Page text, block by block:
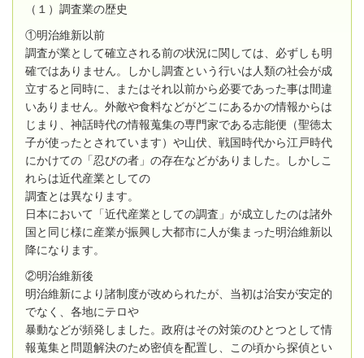
（１）調査業の歴史
①明治維新以前
調査が業として確立される前の状況に関しては、必ずしも明
確ではありません。しかし調査という行いは人類の社会が成
立すると同時に、またはそれ以前から必要であった事は間違
いありません。外敵や食料などがどこにあるかの情報からは
じまり、神話時代の情報蒐集の専門家である志能便（聖徳太
子が使ったとされています）や山伏、戦国時代から江戸時代
にかけての「忍びの者」の存在などがありました。しかしこ
れらは近代産業としての
調査とは異なります。
日本において「近代産業としての調査」が成立したのは諸外
国と同じ様に産業が振興し大都市に人が集まった明治維新以
降になります。
②明治維新後
明治維新により諸制度が改められたが、当初は治安が安定的
でなく、各地にテロや
暴動などが頻発しました。政府はその対策のひとつとして情
報蒐集と問題解決のため密偵を配置し、この頃から探偵とい